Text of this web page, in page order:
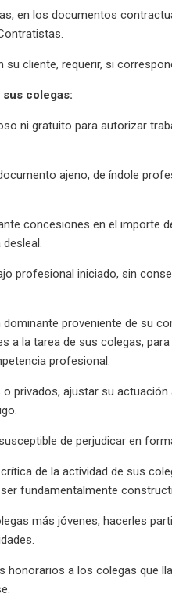
en los documentos
cliente, requerir, si
colegas:
ni gratuito para autorizar
ajeno, de índole
concesiones en el importe
profesional iniciado, sin
proveniente de su
a la tarea de sus colegas,
profesional.
privados, ajustar su actuación
de perjudicar en
de la actividad de sus
fundamentalmente
más jóvenes, hacerles
honorarios a los colegas que